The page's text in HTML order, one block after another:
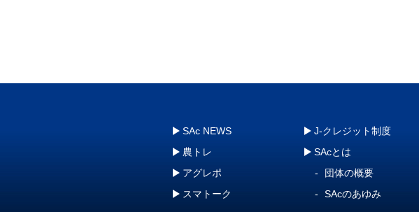
SAc NEWS
農トレ
アグレポ
スマトーク
J-クレジット制度
SAcとは
団体の概要
SAcのあゆみ